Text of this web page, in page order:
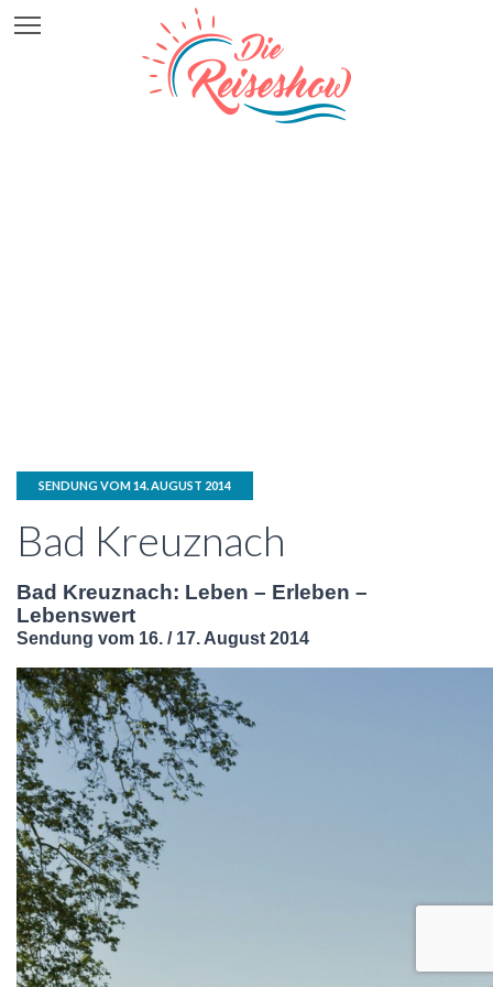
SENDUNG VOM 14. AUGUST 2014
Bad Kreuznach
Bad Kreuznach: Leben – Erleben –
Lebenswert
Sendung vom 16. / 17. August 2014